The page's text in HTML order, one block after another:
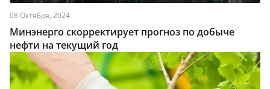
08 Октября, 2024
Минэнерго скорректирует прогноз по добыче
нефти на текущий год